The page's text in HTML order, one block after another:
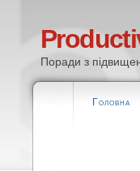
Поради з
Головна